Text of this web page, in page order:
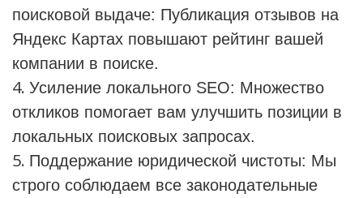
поисковой выдаче: Публикация отзывов на
Яндекс Картах повышают рейтинг вашей
компании в поиске.
Усиление локального SEO: Множество
откликов помогает вам улучшить позиции в
локальных поисковых запросах.
Поддержание юридической чистоты: Мы
строго соблюдаем все законодательные